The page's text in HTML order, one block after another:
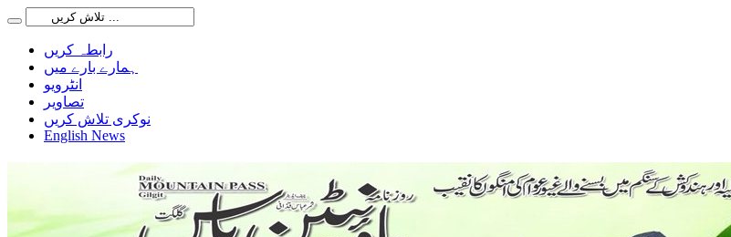
رابطہ کریں
ہمارے بارے میں
انٹرویو
تصاویر
نوکری تلاش کریں
English News